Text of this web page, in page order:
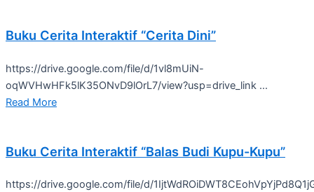
Buku Cerita Interaktif “Cerita Dini”
https://drive.google.com/file/d/1vl8mUiN-
oqWVHwHFk5lK35ONvD9lOrL7/view?usp=drive_link ...
Read More
Buku Cerita Interaktif “Balas Budi Kupu-Kupu”
https://drive.google.com/file/d/